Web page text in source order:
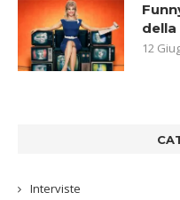
della
12
Interviste